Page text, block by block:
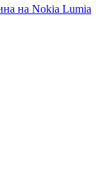
на Nokia Lumia